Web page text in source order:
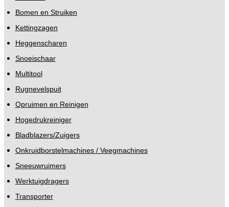
Bomen en Struiken
Kettingzagen
Heggenscharen
Snoeischaar
Multitool
Rugnevelspuit
Opruimen en Reinigen
Hogedrukreiniger
Bladblazers/Zuigers
Onkruidborstelmachines / Veegmachines
Sneeuwruimers
Werktuigdragers
Transporter